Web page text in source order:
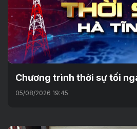
Chương trình thời sự tối
05/08/2026 19:45